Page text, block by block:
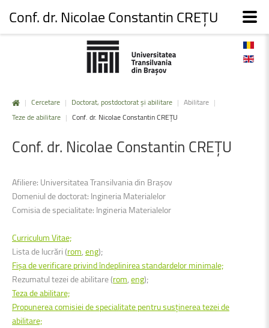
| Cercetare | Doctorat, postdoctorat și abilitare | Abilitare |
Teze de abilitare | Conf. dr. Nicolae Constantin CREȚU
Conf. dr. Nicolae Constantin CREȚU
Afiliere: Universitatea Transilvania din Brașov
Domeniul de doctorat: Ingineria Materialelor
Comisia de specialitate: Ingineria Materialelor
Curriculum Vitae;
Lista de lucrări (rom,eng);
Fişa de verificare privind îndeplinirea standardelor minimale;
Rezumatul tezei de abilitare (rom,eng);
Teza de abilitare;
Propunerea comisiei de specialitate pentru susţinerea tezei de
abilitare;
Conf. dr. Nicolae Constantin CREȚU